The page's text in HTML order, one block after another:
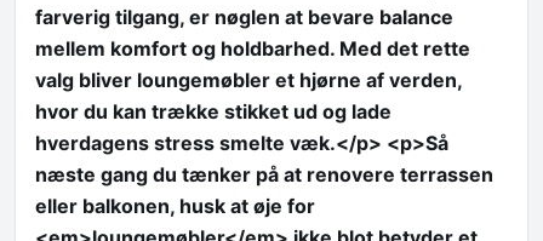
farverig tilgang, er nøglen at bevare balance
mellem komfort og holdbarhed. Med det rette
valg bliver loungemøbler et hjørne af verden,
hvor du kan trække stikket ud og lade
hverdagens stress smelte væk.</p> <p>Så
næste gang du tænker på at renovere terrassen
eller balkonen, husk at øje for